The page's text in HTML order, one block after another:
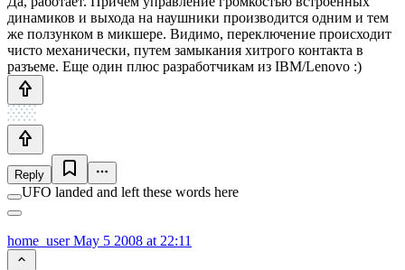
динамиков и выхода на наушники производится одним и тем
же ползунком в микшере. Видимо, переключение происходит
чисто механически, путем замыкания хитрого контакта в
разъеме. Еще один плюс разработчикам из IBM/Lenovo :)
Reply
UFO landed and left these words here
home_userMay 5 2008 at 22:11